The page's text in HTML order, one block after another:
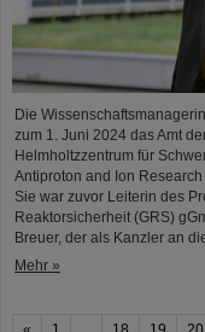
Die
zum 1. Juni 2024 das Amt
Helmholtzzentrum für
Antiproton and Ion
Sie war zuvor Leiterin des
Reaktorsicherheit (GRS)
Breuer, der als Kanzler an
Mehr »